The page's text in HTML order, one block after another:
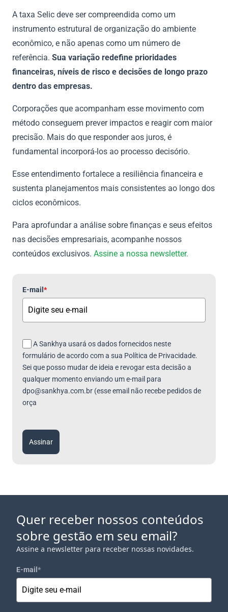
A taxa Selic deve ser compreendida como um
instrumento estrutural de organização do ambiente
econômico, e não apenas como um número de
referência. Sua variação redefine prioridades
financeiras, níveis de risco e decisões de longo prazo
dentro das empresas.
Corporações que acompanham esse movimento com
método conseguem prever impactos e reagir com maior
precisão. Mais do que responder aos juros, é
fundamental incorporá-los ao processo decisório.
Esse entendimento fortalece a resiliência financeira e
sustenta planejamentos mais consistentes ao longo dos
ciclos econômicos.
Para aprofundar a análise sobre finanças e seus efeitos
nas decisões empresariais, acompanhe nossos
conteúdos exclusivos. Assine a nossa newsletter.
E-mail *
A Sankhya usará os dados fornecidos neste
formulário de acordo com a sua Política de Privacidade.
Sei que posso mudar de ideia e revogar esta decisão a
qualquer momento enviando um e-mail para
dpo@sankhya.com.br (esse email não recebe pedidos de
orça
Assinar
Quer receber nossos conteúdos
sobre gestão em seu email?
Assine a newsletter para receber nossas novidades.
E-mail *